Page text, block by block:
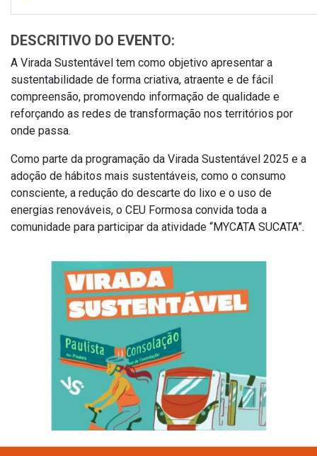
DESCRITIVO DO EVENTO:
A Virada Sustentável tem como objetivo apresentar a
sustentabilidade de forma criativa, atraente e de fácil
compreensão, promovendo informação de qualidade e
reforçando as redes de transformação nos territórios por
onde passa.
Como parte da programação da Virada Sustentável 2025 e a
adoção de hábitos mais sustentáveis, como o consumo
consciente, a redução do descarte do lixo e o uso de
energias renováveis, o CEU Formosa convida toda a
comunidade para participar da atividade “MYCATA SUCATA”.